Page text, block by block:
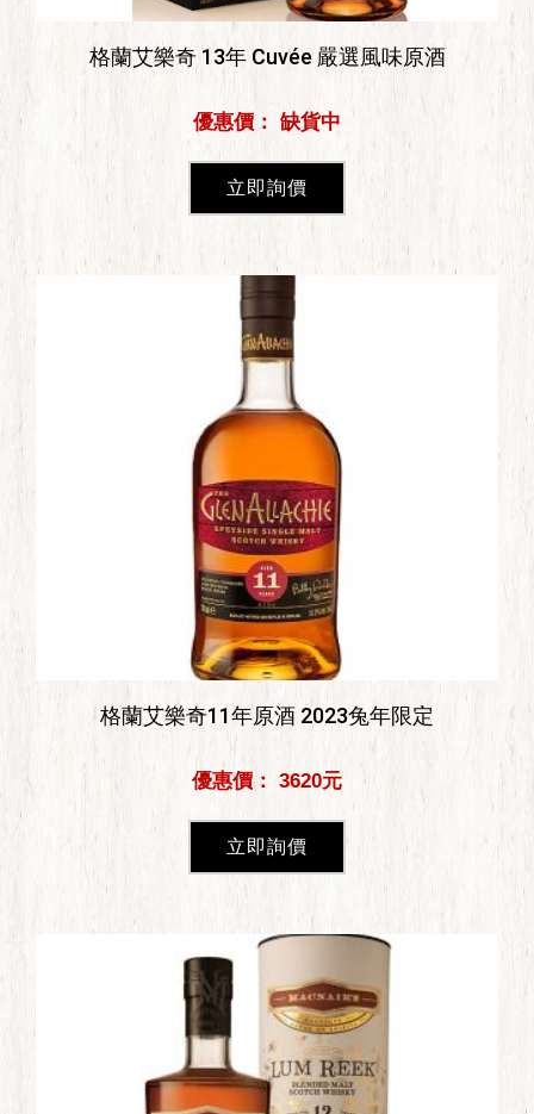
格蘭艾樂奇 13年 Cuvée 嚴選風味原酒
優惠價： 缺貨中
立即詢價
格蘭艾樂奇11年原酒 2023兔年限定
優惠價： 3620元
立即詢價